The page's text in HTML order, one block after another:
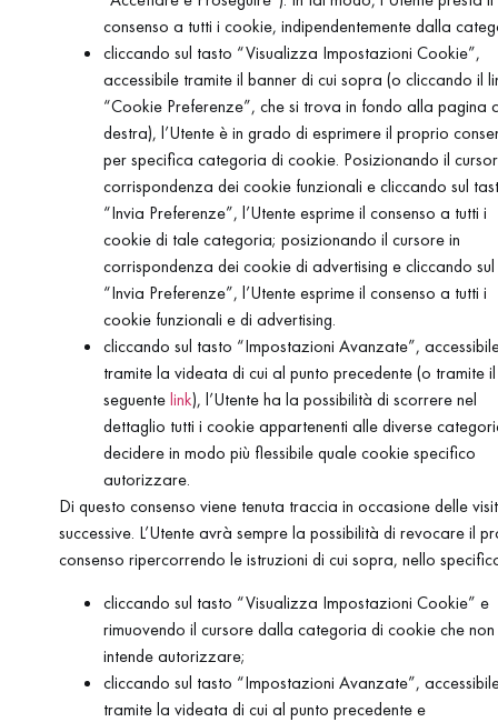
consenso a tutti i cookie, indipendentemente dalla
cliccando sul tasto “Visualizza Impostazioni Cookie”,
accessibile tramite il banner di cui sopra (o cliccando il
“Cookie Preferenze”, che si trova in fondo alla pagina
destra), l’Utente è in grado di esprimere il proprio
per specifica categoria di cookie. Posizionando il
corrispondenza dei cookie funzionali e cliccando sul
“Invia Preferenze”, l’Utente esprime il consenso a tutti i
cookie di tale categoria; posizionando il cursore in
corrispondenza dei cookie di advertising e cliccando
“Invia Preferenze”, l’Utente esprime il consenso a tutti i
cookie funzionali e di advertising.
cliccando sul tasto “Impostazioni Avanzate”,
tramite la videata di cui al punto precedente (o tramite il
seguentelink), l’Utente ha la possibilità di scorrere nel
dettaglio tutti i cookie appartenenti alle diverse
decidere in modo più flessibile quale cookie specifico
autorizzare.
Di questo consenso viene tenuta traccia in occasione delle
successive. L’Utente avrà sempre la possibilità di revocare il
consenso ripercorrendo le istruzioni di cui sopra, nello
cliccando sul tasto “Visualizza Impostazioni Cookie” e
rimuovendo il cursore dalla categoria di cookie che non
intende autorizzare;
cliccando sul tasto “Impostazioni Avanzate”,
tramite la videata di cui al punto precedente e